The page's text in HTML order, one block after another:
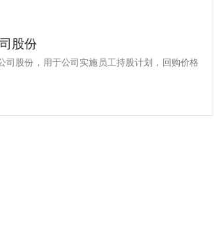
股份
股份，用于公司实施员工持股计划，回购价格